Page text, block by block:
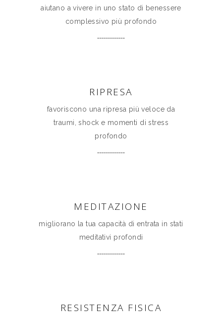
aiutano a vivere in uno stato di benessere
complessivo più profondo
RIPRESA
favoriscono una ripresa più veloce da
traumi, shock e momenti di stress
profondo
MEDITAZIONE
migliorano la tua capacità di entrata in stati
meditativi profondi
RESISTENZA FISICA